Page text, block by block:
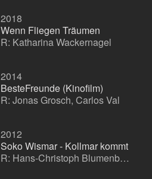
2018
Wenn Fliegen Träumen
R: Katharina Wackernagel
2014
BesteFreunde (Kinofilm)
R: Jonas Grosch, Carlos Val
2012
Soko Wismar - Kollmar kommt
R: Hans-Christoph Blumenberg